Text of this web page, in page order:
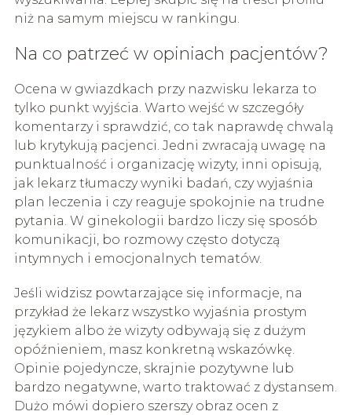
niż na samym miejscu w rankingu.
Na co patrzeć w opiniach pacjentów?
Ocena w gwiazdkach przy nazwisku lekarza to
tylko punkt wyjścia. Warto wejść w szczegóły
komentarzy i sprawdzić, co tak naprawdę chwalą
lub krytykują pacjenci. Jedni zwracają uwagę na
punktualność i organizację wizyty, inni opisują,
jak lekarz tłumaczy wyniki badań, czy wyjaśnia
plan leczenia i czy reaguje spokojnie na trudne
pytania. W ginekologii bardzo liczy się sposób
komunikacji, bo rozmowy często dotyczą
intymnych i emocjonalnych tematów.
Jeśli widzisz powtarzające się informacje, na
przykład że lekarz wszystko wyjaśnia prostym
językiem albo że wizyty odbywają się z dużym
opóźnieniem, masz konkretną wskazówkę.
Opinie pojedyncze, skrajnie pozytywne lub
bardzo negatywne, warto traktować z dystansem.
Dużo mówi dopiero szerszy obraz ocen z